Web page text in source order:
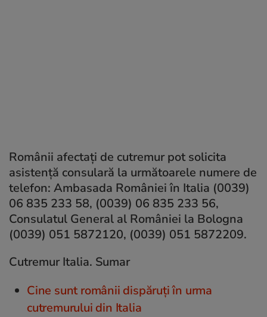
Românii afectaţi de cutremur pot solicita
asistenţă consulară la următoarele numere de
telefon: Ambasada României în Italia (0039)
06 835 233 58, (0039) 06 835 233 56,
Consulatul General al României la Bologna
(0039) 051 5872120, (0039) 051 5872209.
Cutremur Italia. Sumar
Cine sunt românii dispăruți în urma
cutremurului din Italia